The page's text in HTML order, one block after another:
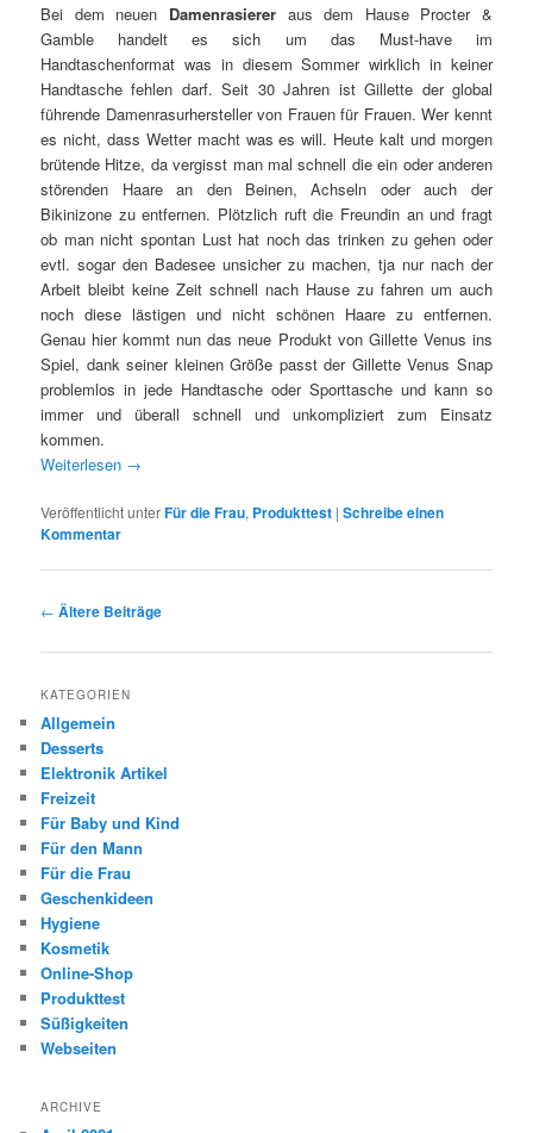
Bei dem neuen Damenrasiereraus dem Hause Procter &
Gamble handelt es sich um das Must-have im
Handtaschenformat was in diesem Sommer wirklich in keiner
Handtasche fehlen darf. Seit 30 Jahren ist Gillette der global
führende Damenrasurhersteller von Frauen für Frauen. Wer kennt
es nicht, dass Wetter macht was es will. Heute kalt und morgen
brütende Hitze, da vergisst man mal schnell die ein oder anderen
störenden Haare an den Beinen, Achseln oder auch der
Bikinizone zu entfernen. Plötzlich ruft die Freundin an und fragt
ob man nicht spontan Lust hat noch das trinken zu gehen oder
evtl. sogar den Badesee unsicher zu machen, tja nur nach der
Arbeit bleibt keine Zeit schnell nach Hause zu fahren um auch
noch diese lästigen und nicht schönen Haare zu entfernen.
Genau hier kommt nun das neue Produkt von Gillette Venus ins
Spiel, dank seiner kleinen Größe passt der Gillette Venus Snap
problemlos in jede Handtasche oder Sporttasche und kann so
immer und überall schnell und unkompliziert zum Einsatz
kommen.
Weiterlesen →
Veröffentlicht unterFür die Frau, Produkttest |Schreibe einen
Kommentar
Beitragsnavigation
← Ältere Beiträge
KATEGORIEN
Allgemein
Desserts
Elektronik Artikel
Freizeit
Für Baby und Kind
Für den Mann
Für die Frau
Geschenkideen
Hygiene
Kosmetik
Online-Shop
Produkttest
Süßigkeiten
Webseiten
ARCHIVE